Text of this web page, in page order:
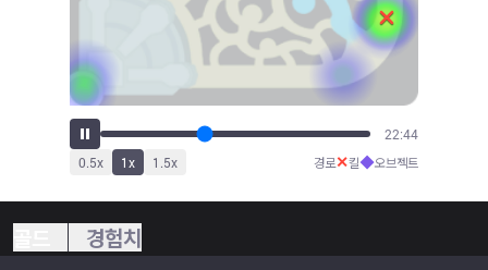
24:56
0.5x 1x 1.5x 경로✕킬◆오브젝트
경험치